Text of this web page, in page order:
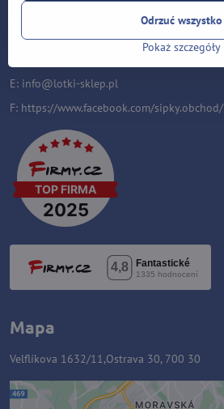
Ostrava-Hrabůvka
E: info@lotki-sklep.pl
F: https://www.facebook.com/sipky.obchod/
Mapa
Velflíkova 1632/11,Ostrava 30, 700 30
Pokaż szczegóły
Odrzuć wszystko